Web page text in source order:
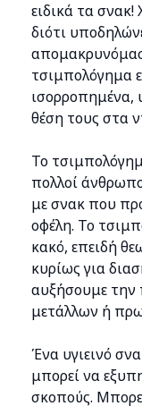
ειδικά τα
διότι
τσιμπολόγημα
ισορροπημένα,
θέση τους στα
Το
πολλοί
με σνακ που
οφέλη. Το
κακό, επειδή
κυρίως για
αυξήσουμε την
μετάλλων ή
Ένα υγιεινό
μπορεί να
σκοπούς.